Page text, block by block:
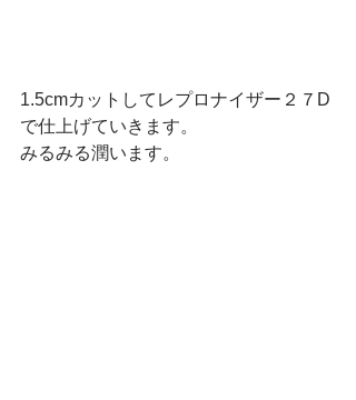
1.5cmカットしてレプロナイザー２７D
で仕上げていきます。
みるみる潤います。